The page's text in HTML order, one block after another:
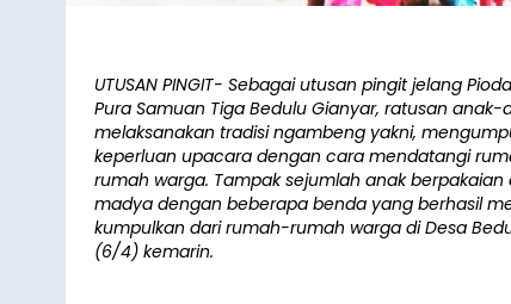
UTUSAN PINGIT- Sebagai utusan pingit jelang
Pura Samuan Tiga Bedulu Gianyar, ratusan anak-
melaksanakan tradisi ngambeng yakni,
keperluan upacara dengan cara mendatangi
rumah warga. Tampak sejumlah anak berpakaian
madya dengan beberapa benda yang berhasil
kumpulkan dari rumah-rumah warga di Desa
(6/4) kemarin.